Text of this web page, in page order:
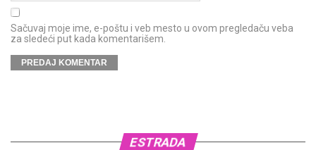
Sačuvaj moje ime, e-poštu i veb mesto u ovom pregledaču veba
za sledeći put kada komentarišem.
ESTRADA